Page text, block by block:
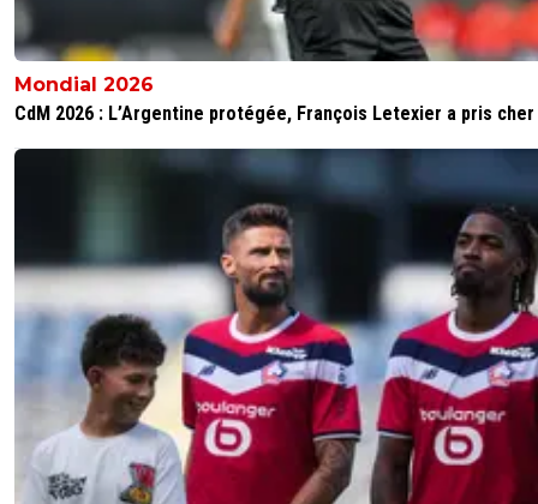
Mondial 2026
CdM 2026 : L’Argentine protégée, François Letexier a pris cher